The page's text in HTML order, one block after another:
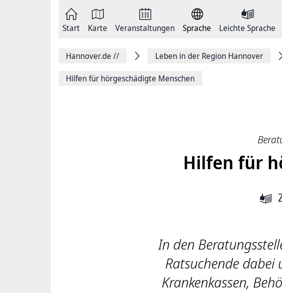
Start Karte Veranstaltungen Sprache Leichte Sprache
Hannover.de // Leben in der Region Hannover
Hilfen für hörgeschädigte Menschen
Hilfen für
In den
Ratsuchende
Krankenkassen,